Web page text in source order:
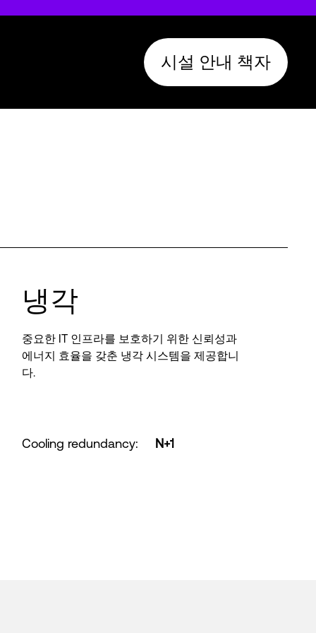
시설 안내 책자
냉각
중요한 IT 인프라를 보호하기 위한 신뢰성과
에너지 효율을 갖춘 냉각 시스템을 제공합니
다.
Cooling redundancy: N+1